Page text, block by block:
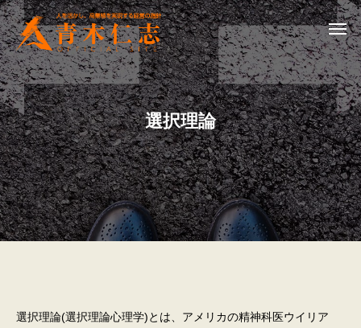
選択理論
選択理論(選択理論心理学)とは、アメリカの精神科医ウイリア